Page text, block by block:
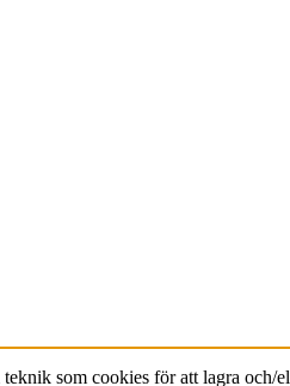
som cookies för att lagra